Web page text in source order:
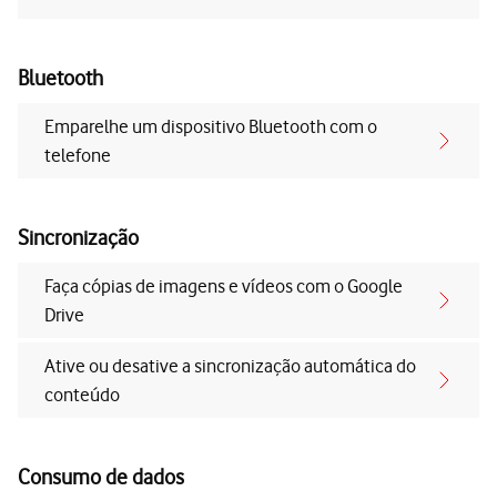
Bluetooth
Emparelhe um dispositivo Bluetooth com o
telefone
Sincronização
Faça cópias de imagens e vídeos com o Google
Drive
Ative ou desative a sincronização automática do
conteúdo
Consumo de dados